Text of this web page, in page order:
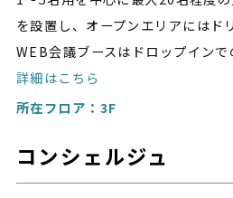
を設置し、オープンエリアにはド
WEB会議ブースはドロップインで
詳細はこちら
所在フロア：3F
コンシェルジュ